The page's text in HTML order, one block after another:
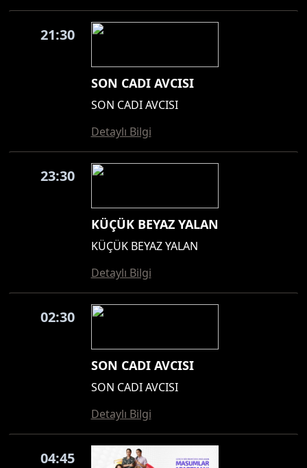
21:30
SON CADI AVCISI
SON CADI AVCISI
Detaylı Bilgi
23:30
KÜÇÜK BEYAZ YALAN
KÜÇÜK BEYAZ YALAN
Detaylı Bilgi
02:30
SON CADI AVCISI
SON CADI AVCISI
Detaylı Bilgi
04:45